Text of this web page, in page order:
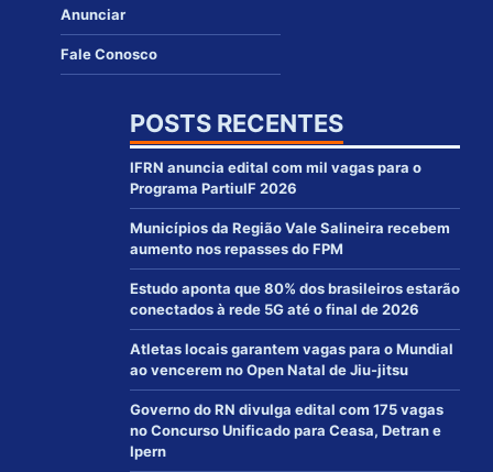
Anunciar
Fale Conosco
POSTS RECENTES
IFRN anuncia edital com mil vagas para o
Programa PartiuIF 2026
Municípios da Região Vale Salineira recebem
aumento nos repasses do FPM
Estudo aponta que 80% dos brasileiros estarão
conectados à rede 5G até o final de 2026
Atletas locais garantem vagas para o Mundial
ao vencerem no Open Natal de Jiu-jitsu
Governo do RN divulga edital com 175 vagas
no Concurso Unificado para Ceasa, Detran e
Ipern